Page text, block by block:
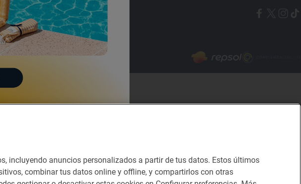
incluyendo anuncios personalizados a partir de tus datos. Estos últimos
combinar tus datos online y offline, y compartirlos con otras